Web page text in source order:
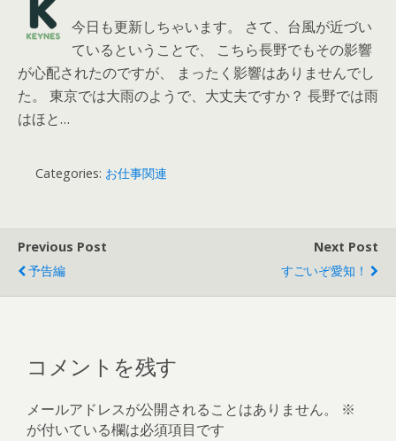
今日も更新しちゃいます。 さて、台風が近づい
ているということで、 こちら長野でもその影響
が心配されたのですが、 まったく影響はありませんでし
た。 東京では大雨のようで、大丈夫ですか？ 長野では雨
はほと…
Categories: お仕事関連
Previous Post
予告編
Next Post
すごいぞ愛知！
コメントを残す
メールアドレスが公開されることはありません。
※
が付いている欄は必須項目です